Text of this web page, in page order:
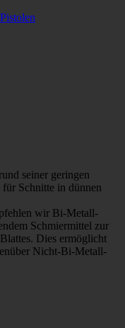
seiner geringen
Schnitte in dünnen
wir Bi-Metall-
Schmiermittel zur
Dies ermöglicht
Nicht-Bi-Metall-